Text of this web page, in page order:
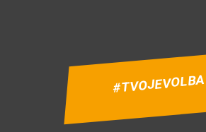
#TVOJEVOLBA